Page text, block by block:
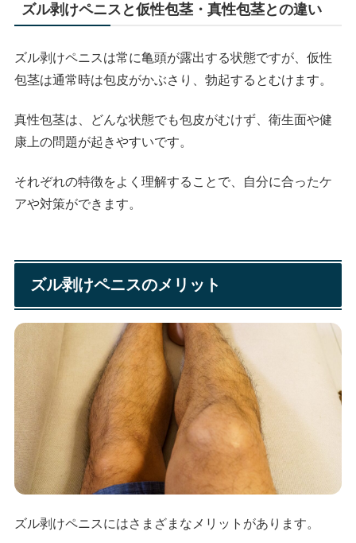
ズル剥けペニスと仮性包茎・真性包茎との違い
ズル剥けペニスは常に亀頭が露出する状態ですが、仮性
包茎は通常時は包皮がかぶさり、勃起するとむけます。
真性包茎は、どんな状態でも包皮がむけず、衛生面や健
康上の問題が起きやすいです。
それぞれの特徴をよく理解することで、自分に合ったケ
アや対策ができます。
ズル剥けペニスのメリット
ズル剥けペニスにはさまざまなメリットがあります。